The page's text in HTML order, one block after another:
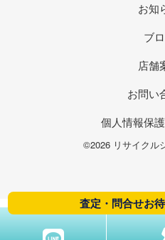
お知
ブ
店舗
お問い
個人情報保
©2026 リサイクル
査定・問合せお